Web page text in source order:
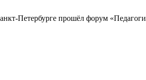
Петербурге прошёл форум